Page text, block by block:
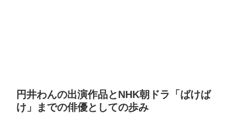
円井わんの出演作品とNHK朝ドラ「ばけば
け」までの俳優としての歩み